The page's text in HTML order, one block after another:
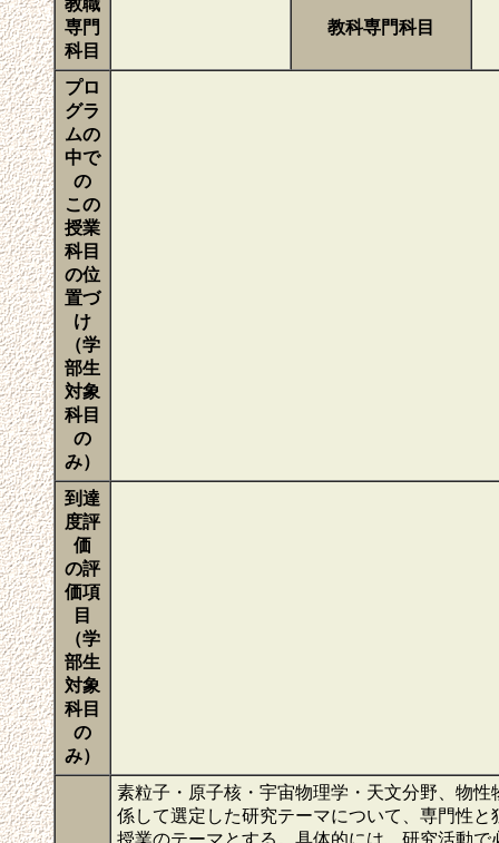
教職
専門
科目
教科専門科目
プロ
グラ
ムの
中で
の
この
授業
科目
の位
置づ
け
（学
部生
対象
科目
の
み）
到達
度評
価
の評
価項
目
（学
部生
対象
科目
の
み）
素粒子・原子核・宇宙物理学・天文分野、物
係して選定した研究テーマについて、専門性
授業のテーマとする。具体的には、研究活動